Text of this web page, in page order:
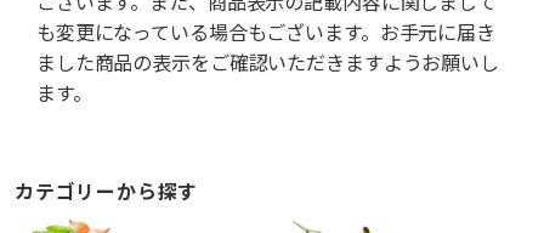
も変更になっている場合もございます。お手元に届き
ました商品の表示をご確認いただきますようお願いし
ます。
カテゴリーから探す